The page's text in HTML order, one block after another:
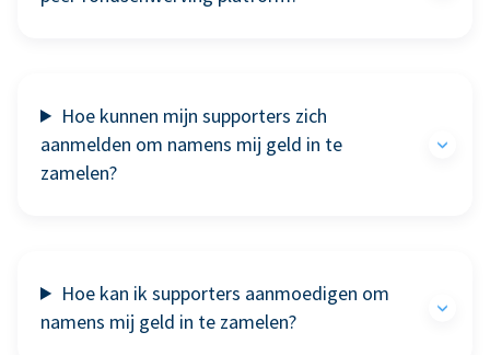
Hoe kunnen mijn supporters zich
aanmelden om namens mij geld in te
zamelen?
Hoe kan ik supporters aanmoedigen om
namens mij geld in te zamelen?